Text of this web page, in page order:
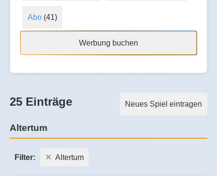
Abo(41)
Werbung buchen
Neues Spiel eintragen
25 Einträge
Altertum
Filter: Altertum